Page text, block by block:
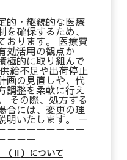
的・継続的な医療
確保するため、
おります。 医療費
効活用の観点か
極的に取り組んで
給不足や出荷停止
画の見直しや、代
調整を柔軟に行え
その際、処方する
合には、変更の理
明いたします。 －
－－－－－－－－
－－－
（Ⅱ）について